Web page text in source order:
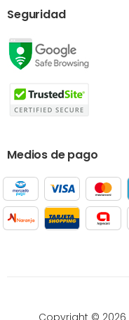
Seguridad
Medios de pago
Copyright © 2026